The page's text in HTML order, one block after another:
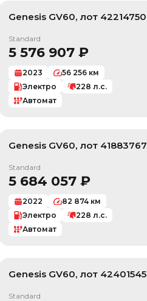
Genesis GV60, лот 42214750
/ 10
Standard
5 576 907₽
2023 56 256км
Электро
228 л.с.
Автомат
Genesis GV60, лот 41883767
/ 10
Standard
5 684 057₽
2022 82 874км
Электро
228 л.с.
Автомат
Genesis GV60, лот 42401545
/ 10
Standard